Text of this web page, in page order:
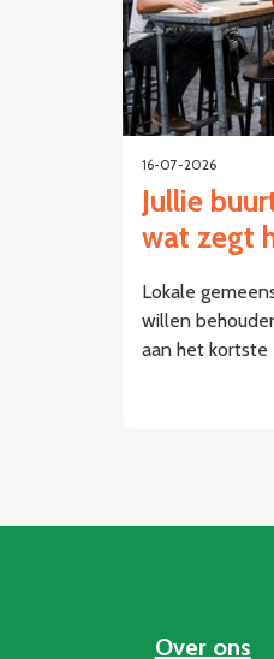
16-07-2026
Jullie
wat zegt
Lokale
willen
aan het kortste
Over ons